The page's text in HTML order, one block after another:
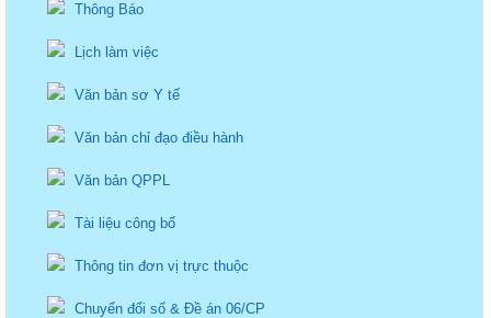
Thông Báo
Lịch làm việc
Văn bản sơ Y tế
Văn bản chỉ đạo điều hành
Văn bản QPPL
Tài liệu công bố
Thông tin đơn vị trực thuộc
Chuyển đổi số & Đề án 06/CP